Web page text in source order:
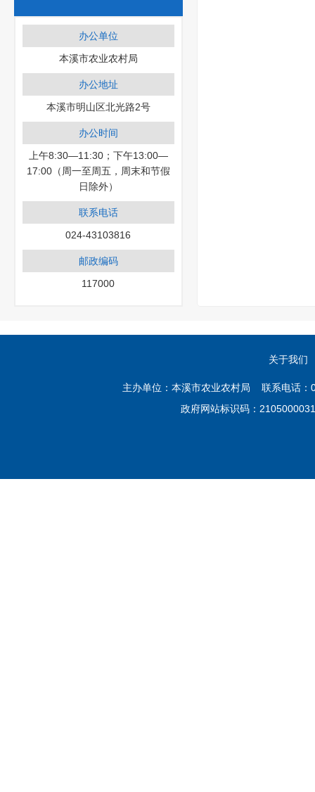
办公单位
本溪市农业农村局
办公地址
本溪市明山区北光路2号
办公时间
上午8:30—11:30；下午13:00—
17:00（周一至周五，周末和节假
日除外）
联系电话
024-43103816
邮政编码
117000
关于我们
主办单位：本溪市农业农村局 联系电话
政府网站标识码：